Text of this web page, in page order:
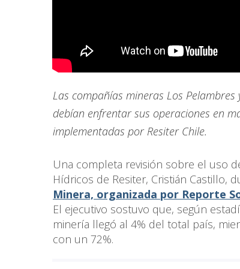
Las compañías mineras Los
debían enfrentar sus operaciones en
implementadas por Resiter Chile.
Una completa revisión sobre el uso
Hídricos de Resiter, Cristián Castillo,
Minera, organizada por Reporte
El ejecutivo sostuvo que, según
minería llegó al 4% del total país,
con un 72%.